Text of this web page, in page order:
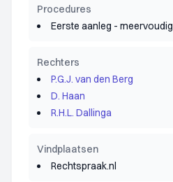
Procedures
Eerste aanleg - meervoudig
Rechters
P.G.J. van den Berg
D. Haan
R.H.L. Dallinga
Vindplaatsen
Rechtspraak.nl